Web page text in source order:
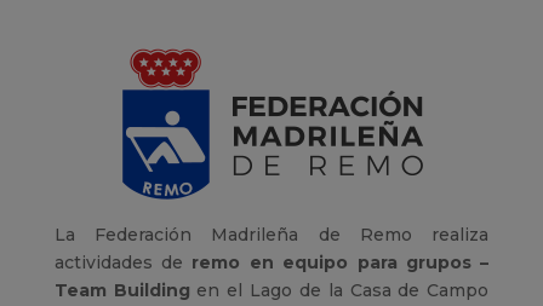
La Federación Madrileña de Remo realiza
actividades de remo en equipo para grupos –
Team Building en el Lago de la Casa de Campo